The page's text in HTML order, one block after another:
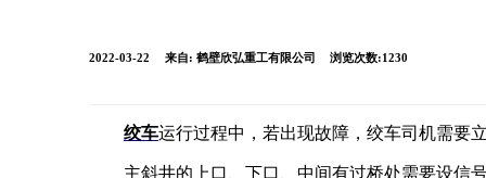
2022-03-22 来自: 鹤壁欣弘重工有限公司 浏览次数:1230
绞车运行过程中，若出现故障，绞车司机需要
主斜井的上口、下口、中间有过桥处需要设信